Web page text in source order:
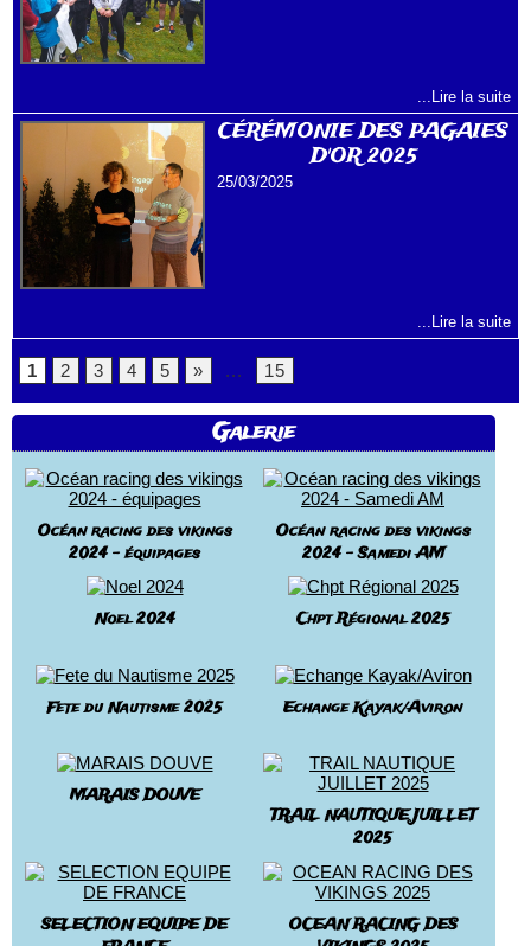
...Lire la suite
CÉRÉMONIE DES PAGAIES
D'OR 2025
25/03/2025
...Lire la suite
1 2 3 4 5 » ... 15
Galerie
Océan racing des vikings
2024 - équipages
Océan racing des vikings
2024 - Samedi AM
Noel 2024 Chpt Régional 2025
Fete du Nautisme 2025 Echange Kayak/Aviron
MARAIS DOUVE
TRAIL NAUTIQUE JUILLET
2025
SELECTION EQUIPE DE
OCEAN RACING DES